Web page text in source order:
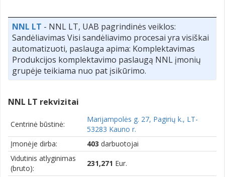
NNL LT - NNL LT, UAB pagrindinės veiklos:
Sandėliavimas Visi sandėliavimo procesai yra visiškai
automatizuoti, paslauga apima: Komplektavimas
Produkcijos komplektavimo paslaugą NNL įmonių
grupėje teikiama nuo pat įsikūrimo.
NNL LT rekvizitai
Centrinė būstinė:
Marijampolės g. 27, Pagirių k., LT-
53283 Kauno r.
Įmonėje dirba:
403 darbuotojai
Vidutinis atlyginimas
(bruto):
231,271 Eur.